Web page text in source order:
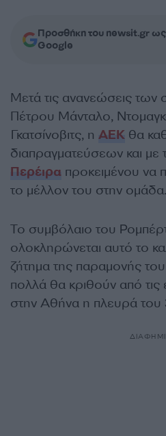
Προσθήκη του newsit.gr ως
Google
Μετά τις ανανεώσεις των
Πέτρου Μάνταλο,
Γκατσίνοβιτς, η ΑΕΚ θα
διαπραγματεύσεων και με
Περέιρα προκειμένου να
το μέλλον του στην ομάδα.
Το συμβόλαιο του
ολοκληρώνεται αυτό το
ζήτημα της παραμονής του
πολλά θα κριθούν από
στην Αθήνα η πλευρά